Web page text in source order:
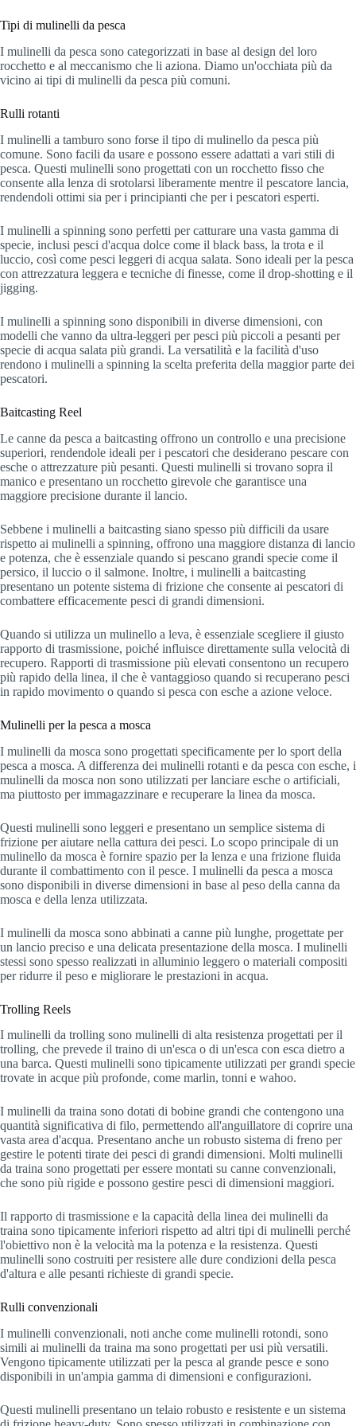
Tipi di mulinelli da pesca
I mulinelli da pesca sono categorizzati in base al design del loro
rocchetto e al meccanismo che li aziona. Diamo un'occhiata più da
vicino ai tipi di mulinelli da pesca più comuni.
Rulli rotanti
I mulinelli a tamburo sono forse il tipo di mulinello da pesca più
comune. Sono facili da usare e possono essere adattati a vari stili di
pesca. Questi mulinelli sono progettati con un rocchetto fisso che
consente alla lenza di srotolarsi liberamente mentre il pescatore lancia,
rendendoli ottimi sia per i principianti che per i pescatori esperti.
I mulinelli a spinning sono perfetti per catturare una vasta gamma di
specie, inclusi pesci d'acqua dolce come il black bass, la trota e il
luccio, così come pesci leggeri di acqua salata. Sono ideali per la pesca
con attrezzatura leggera e tecniche di finesse, come il drop-shotting e il
jigging.
I mulinelli a spinning sono disponibili in diverse dimensioni, con
modelli che vanno da ultra-leggeri per pesci più piccoli a pesanti per
specie di acqua salata più grandi. La versatilità e la facilità d'uso
rendono i mulinelli a spinning la scelta preferita della maggior parte dei
pescatori.
Baitcasting Reel
Le canne da pesca a baitcasting offrono un controllo e una precisione
superiori, rendendole ideali per i pescatori che desiderano pescare con
esche o attrezzature più pesanti. Questi mulinelli si trovano sopra il
manico e presentano un rocchetto girevole che garantisce una
maggiore precisione durante il lancio.
Sebbene i mulinelli a baitcasting siano spesso più difficili da usare
rispetto ai mulinelli a spinning, offrono una maggiore distanza di lancio
e potenza, che è essenziale quando si pescano grandi specie come il
persico, il luccio o il salmone. Inoltre, i mulinelli a baitcasting
presentano un potente sistema di frizione che consente ai pescatori di
combattere efficacemente pesci di grandi dimensioni.
Quando si utilizza un mulinello a leva, è essenziale scegliere il giusto
rapporto di trasmissione, poiché influisce direttamente sulla velocità di
recupero. Rapporti di trasmissione più elevati consentono un recupero
più rapido della linea, il che è vantaggioso quando si recuperano pesci
in rapido movimento o quando si pesca con esche a azione veloce.
Mulinelli per la pesca a mosca
I mulinelli da mosca sono progettati specificamente per lo sport della
pesca a mosca. A differenza dei mulinelli rotanti e da pesca con esche, i
mulinelli da mosca non sono utilizzati per lanciare esche o artificiali,
ma piuttosto per immagazzinare e recuperare la linea da mosca.
Questi mulinelli sono leggeri e presentano un semplice sistema di
frizione per aiutare nella cattura dei pesci. Lo scopo principale di un
mulinello da mosca è fornire spazio per la lenza e una frizione fluida
durante il combattimento con il pesce. I mulinelli da pesca a mosca
sono disponibili in diverse dimensioni in base al peso della canna da
mosca e della lenza utilizzata.
I mulinelli da mosca sono abbinati a canne più lunghe, progettate per
un lancio preciso e una delicata presentazione della mosca. I mulinelli
stessi sono spesso realizzati in alluminio leggero o materiali compositi
per ridurre il peso e migliorare le prestazioni in acqua.
Trolling Reels
I mulinelli da trolling sono mulinelli di alta resistenza progettati per il
trolling, che prevede il traino di un'esca o di un'esca con esca dietro a
una barca. Questi mulinelli sono tipicamente utilizzati per grandi specie
trovate in acque più profonde, come marlin, tonni e wahoo.
I mulinelli da traina sono dotati di bobine grandi che contengono una
quantità significativa di filo, permettendo all'anguillatore di coprire una
vasta area d'acqua. Presentano anche un robusto sistema di freno per
gestire le potenti tirate dei pesci di grandi dimensioni. Molti mulinelli
da traina sono progettati per essere montati su canne convenzionali,
che sono più rigide e possono gestire pesci di dimensioni maggiori.
Il rapporto di trasmissione e la capacità della linea dei mulinelli da
traina sono tipicamente inferiori rispetto ad altri tipi di mulinelli perché
l'obiettivo non è la velocità ma la potenza e la resistenza. Questi
mulinelli sono costruiti per resistere alle dure condizioni della pesca
d'altura e alle pesanti richieste di grandi specie.
Rulli convenzionali
I mulinelli convenzionali, noti anche come mulinelli rotondi, sono
simili ai mulinelli da traina ma sono progettati per usi più versatili.
Vengono tipicamente utilizzati per la pesca al grande pesce e sono
disponibili in un'ampia gamma di dimensioni e configurazioni.
Questi mulinelli presentano un telaio robusto e resistente e un sistema